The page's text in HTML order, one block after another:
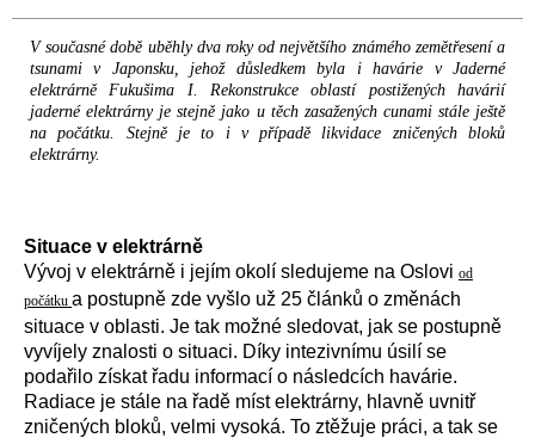
V současné době uběhly dva roky od největšího známého zemětřesení a
tsunami v Japonsku, jehož důsledkem byla i havárie v Jaderné
elektrárně Fukušima I. Rekonstrukce oblastí postižených havárií
jaderné elektrárny je stejně jako u těch zasažených cunami stále ještě
na počátku. Stejně je to i v případě likvidace zničených bloků
elektrárny.
Situace v elektrárně
Vývoj v elektrárně i jejím okolí sledujeme na Oslovi od
počátku a postupně zde vyšlo už 25 článků o změnách
situace v oblasti. Je tak možné sledovat, jak se postupně
vyvíjely znalosti o situaci. Díky intezivnímu úsilí se
podařilo získat řadu informací o následcích havárie.
Radiace je stále na řadě míst elektrárny, hlavně uvnitř
zničených bloků, velmi vysoká. To ztěžuje práci, a tak se